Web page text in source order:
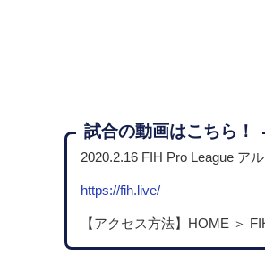
試合の動画はこちら！
2020.2.16 FIH Pro League ア
https://fih.live/
【アクセス方法】HOME ＞